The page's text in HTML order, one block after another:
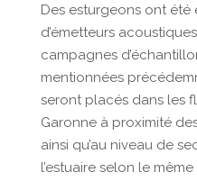
Des esturgeons ont été
d’émetteurs
campagnes
mentionnées
seront placés dans les
Garonne à proximité
ainsi qu’au niveau de
l’estuaire selon le